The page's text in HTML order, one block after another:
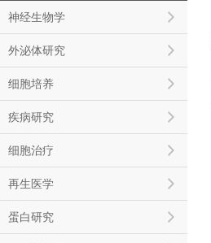
神经生物学
外泌体研究
细胞培养
疾病研究
细胞治疗
再生医学
蛋白研究